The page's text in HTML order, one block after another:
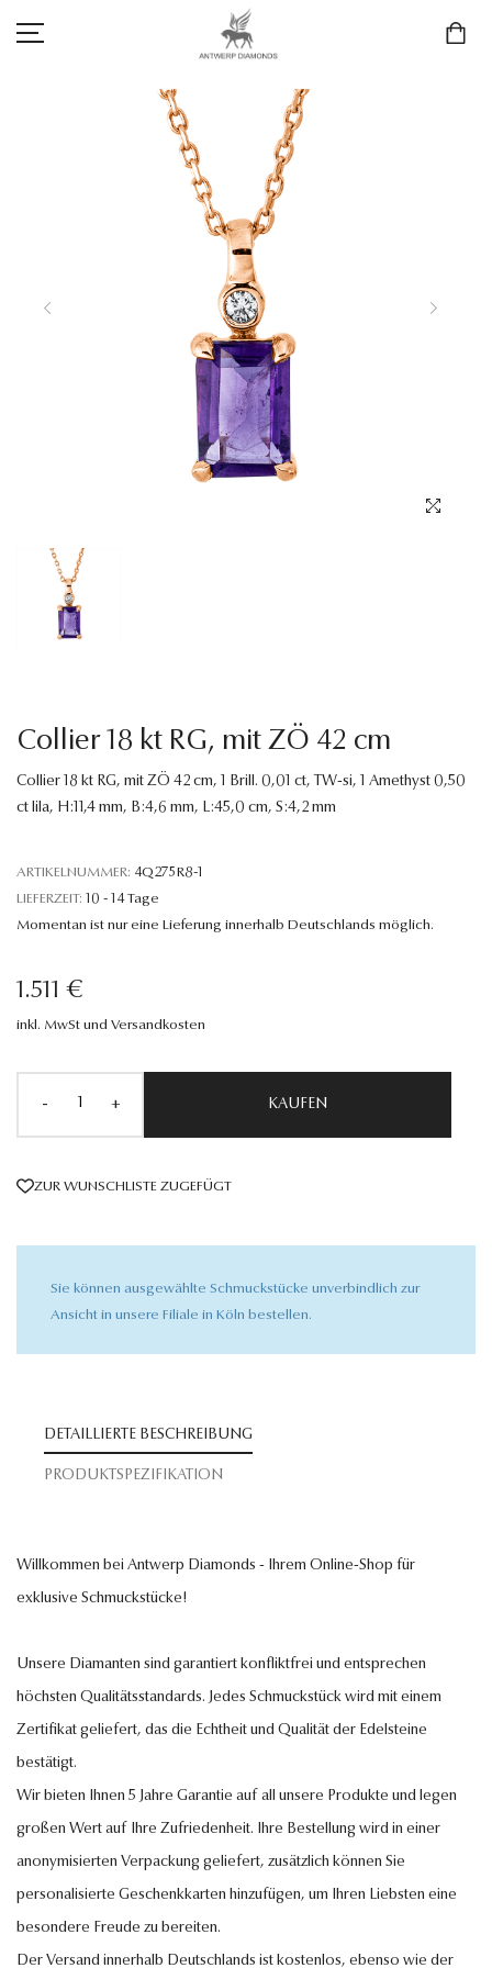
ANTWERP DIAMONDS LUXURY COLLECTION
3D TRAURINGKONFIGURATION
Collier 18 kt RG, mit ZÖ 42 cm
Collier 18 kt RG, mit ZÖ 42 cm, 1 Brill. 0,01 ct, TW-si, 1 Amethyst 0,50
ct lila, H:11,4 mm, B:4,6 mm, L:45,0 cm, S:4,2 mm
ARTIKELNUMMER: 4Q275R8-1
LIEFERZEIT: 10 - 14 Tage
Momentan ist nur eine Lieferung innerhalb Deutschlands möglich.
1.511 €
inkl. MwSt und Versandkosten
- + KAUFEN
ZUR WUNSCHLISTE ZUGEFÜGT
Sie können ausgewählte Schmuckstücke unverbindlich zur
Ansicht in unsere Filiale in Köln bestellen.
DETAILLIERTE BESCHREIBUNG
PRODUKTSPEZIFIKATION
Willkommen bei Antwerp Diamonds - Ihrem Online-Shop für
exklusive Schmuckstücke!
Unsere Diamanten sind garantiert konfliktfrei und entsprechen
höchsten Qualitätsstandards. Jedes Schmuckstück wird mit einem
Zertifikat geliefert, das die Echtheit und Qualität der Edelsteine
bestätigt.
Wir bieten Ihnen 5 Jahre Garantie auf all unsere Produkte und legen
großen Wert auf Ihre Zufriedenheit. Ihre Bestellung wird in einer
anonymisierten Verpackung geliefert, zusätzlich können Sie
personalisierte Geschenkkarten hinzufügen, um Ihren Liebsten eine
besondere Freude zu bereiten.
Der Versand innerhalb Deutschlands ist kostenlos, ebenso wie der